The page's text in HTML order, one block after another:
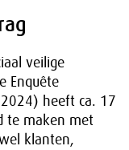
veilige
Enquête
heeft ca. 17
te maken met
klanten,